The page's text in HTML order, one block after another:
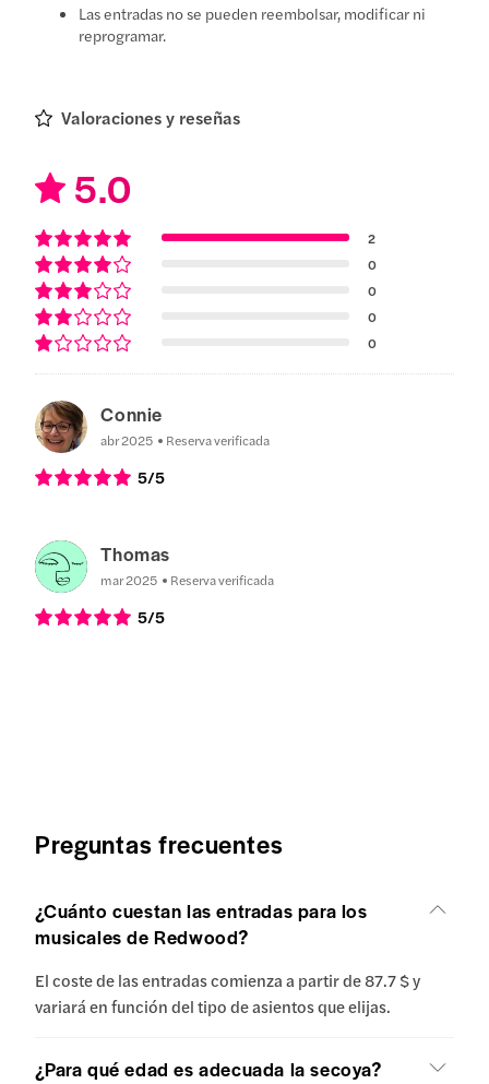
Las entradas no se pueden reembolsar, modificar ni
reprogramar.
Valoraciones y reseñas
5.0
2
0
0
0
0
Connie
abr 2025 Reserva verificada
5/5
Thomas
mar 2025 Reserva verificada
5/5
Preguntas frecuentes
¿Cuánto cuestan las entradas para los
musicales de Redwood?
El coste de las entradas comienza a partir de 87.7 $ y
variará en función del tipo de asientos que elijas.
¿Para qué edad es adecuada la secoya?